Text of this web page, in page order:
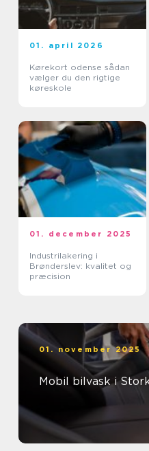
01. april 2026
Kørekort odense sådan
vælger du den rigtige
køreskole
01. december 2025
Industrilakering i
Brønderslev: kvalitet og
præcision
01. november 2025
Mobil bilvask i